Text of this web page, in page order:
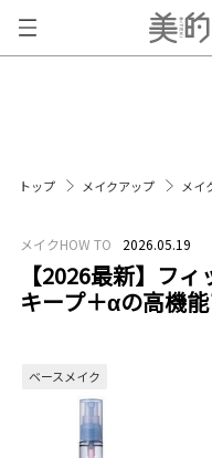
トップ メイクアップ メイ
メイクHOW TO 2026.05.19
【2026最新】フ
キープ＋αの高機
ベースメイク